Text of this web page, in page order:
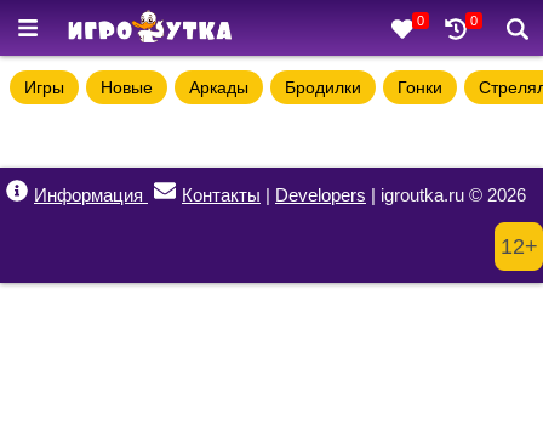
0 0
Игры Новые Аркады Бродилки Гонки
Информация Контакты | Developers | igroutka.ru © 2026
12+